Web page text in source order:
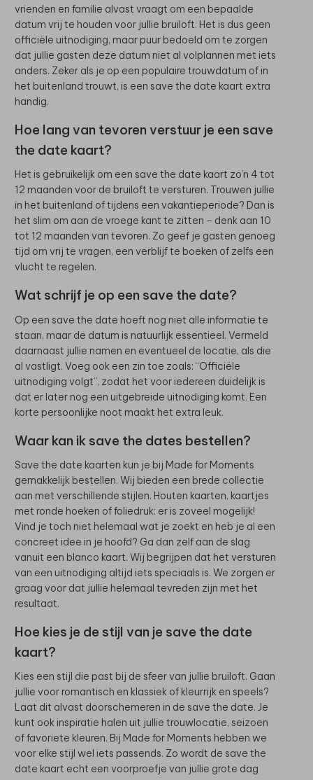
vrienden en familie alvast vraagt om een bepaalde
datum vrij te houden voor jullie bruiloft. Het is dus geen
officiële uitnodiging, maar puur bedoeld om te zorgen
dat jullie gasten deze datum niet al volplannen met iets
anders. Zeker als je op een populaire trouwdatum of in
het buitenland trouwt, is een save the date kaart extra
handig.
Hoe lang van tevoren verstuur je een save
the date kaart?
Het is gebruikelijk om een save the date kaart zo’n 4 tot
12 maanden voor de bruiloft te versturen. Trouwen jullie
in het buitenland of tijdens een vakantieperiode? Dan is
het slim om aan de vroege kant te zitten – denk aan 10
tot 12 maanden van tevoren. Zo geef je gasten genoeg
tijd om vrij te vragen, een verblijf te boeken of zelfs een
vlucht te regelen.
Wat schrijf je op een save the date?
Op een save the date hoeft nog niet alle informatie te
staan, maar de datum is natuurlijk essentieel. Vermeld
daarnaast jullie namen en eventueel de locatie, als die
al vastligt. Voeg ook een zin toe zoals: “Officiële
uitnodiging volgt”, zodat het voor iedereen duidelijk is
dat er later nog een uitgebreide uitnodiging komt. Een
korte persoonlijke noot maakt het extra leuk.
Waar kan ik save the dates bestellen?
Save the date kaarten kun je bij Made for Moments
gemakkelijk bestellen. Wij bieden een brede collectie
aan met verschillende stijlen. Houten kaarten, kaartjes
met ronde hoeken of foliedruk: er is zoveel mogelijk!
Vind je toch niet helemaal wat je zoekt en heb je al een
concreet idee in je hoofd? Ga dan zelf aan de slag
vanuit een blanco kaart. Wij begrijpen dat het versturen
van een uitnodiging altijd iets speciaals is. We zorgen er
graag voor dat jullie helemaal tevreden zijn met het
resultaat.
Hoe kies je de stijl van je save the date
kaart?
Kies een stijl die past bij de sfeer van jullie bruiloft. Gaan
jullie voor romantisch en klassiek of kleurrijk en speels?
Laat dit alvast doorschemeren in de save the date. Je
kunt ook inspiratie halen uit jullie trouwlocatie, seizoen
of favoriete kleuren. Bij Made for Moments hebben we
voor elke stijl wel iets passends. Zo wordt de save the
date kaart echt een voorproefje van jullie grote dag